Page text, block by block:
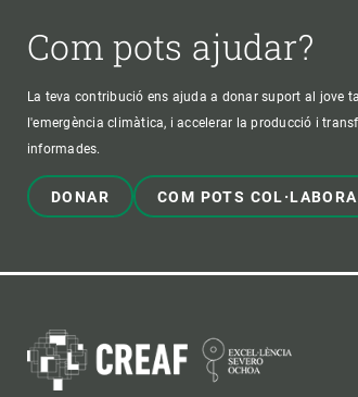
Com pots ajudar?
La teva contribució ens ajuda a donar suport al jove
l'emergència climàtica, i accelerar la producció i
informades.
DONAR COM POTS